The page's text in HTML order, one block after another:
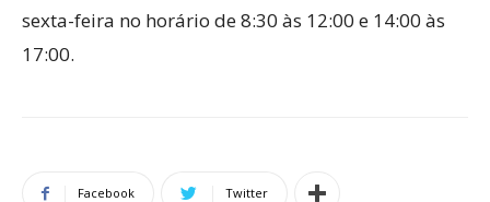
sexta-feira no horário de 8:30 às 12:00 e 14:00 às
17:00.
Facebook Twitter